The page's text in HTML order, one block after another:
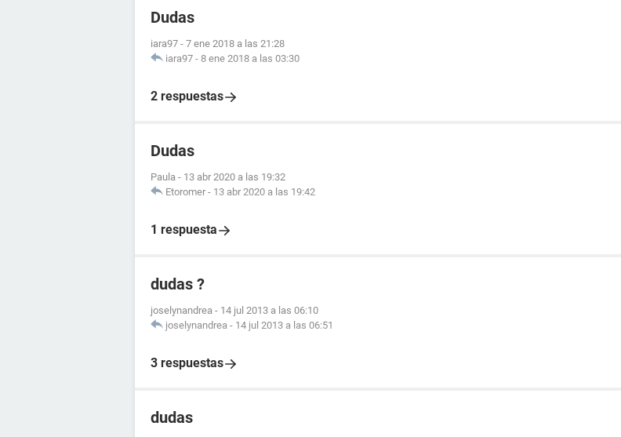
Dudas
iara97 - 7 ene 2018 a las 21:28
iara97 - 8 ene 2018 a las 03:30
2 respuestas
Dudas
Paula - 13 abr 2020 a las 19:32
Etoromer - 13 abr 2020 a las 19:42
1 respuesta
dudas ?
joselynandrea - 14 jul 2013 a las 06:10
joselynandrea - 14 jul 2013 a las 06:51
3 respuestas
dudas